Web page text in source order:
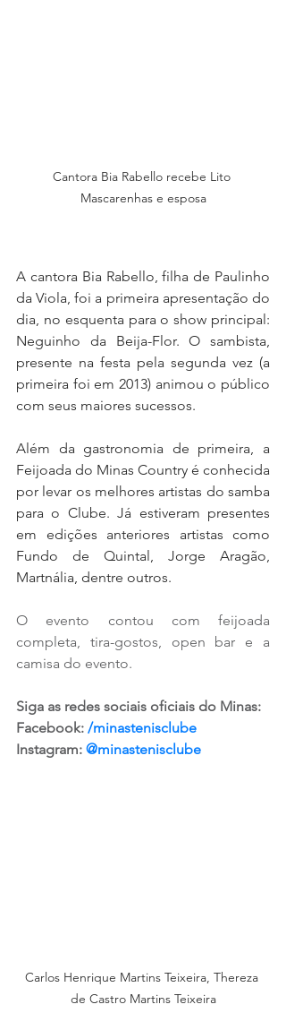
Cantora Bia Rabello recebe Lito
Mascarenhas e esposa
A cantora Bia Rabello, filha de Paulinho
da Viola, foi a primeira apresentação do
dia, no esquenta para o show principal:
Neguinho da Beija-Flor. O sambista,
presente na festa pela segunda vez (a
primeira foi em 2013) animou o público
com seus maiores sucessos.
Além da gastronomia de primeira, a
Feijoada do Minas Country é conhecida
por levar os melhores artistas do samba
para o Clube. Já estiveram presentes
em edições anteriores artistas como
Fundo de Quintal, Jorge Aragão,
Martnália, dentre outros.
O evento contou com feijoada
completa, tira-gostos, open bar e a
camisa do evento.
Siga as redes sociais oficiais do Minas:
Facebook: /minastenisclube
Instagram: @minastenisclube
Carlos Henrique Martins Teixeira, Thereza
de Castro Martins Teixeira